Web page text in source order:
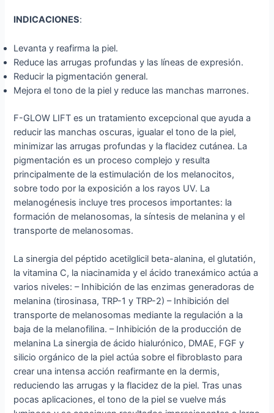
INDICACIONES:
Levanta y reafirma la piel.
Reduce las arrugas profundas y las líneas de expresión.
Reducir la pigmentación general.
Mejora el tono de la piel y reduce las manchas marrones.
F-GLOW LIFT es un tratamiento excepcional que ayuda a
reducir las manchas oscuras, igualar el tono de la piel,
minimizar las arrugas profundas y la flacidez cutánea. La
pigmentación es un proceso complejo y resulta
principalmente de la estimulación de los melanocitos,
sobre todo por la exposición a los rayos UV. La
melanogénesis incluye tres procesos importantes: la
formación de melanosomas, la síntesis de melanina y el
transporte de melanosomas.
La sinergia del péptido acetilglicil beta-alanina, el glutatión,
la vitamina C, la niacinamida y el ácido tranexámico actúa a
varios niveles: – Inhibición de las enzimas generadoras de
melanina (tirosinasa, TRP-1 y TRP-2) – Inhibición del
transporte de melanosomas mediante la regulación a la
baja de la melanofilina. – Inhibición de la producción de
melanina La sinergia de ácido hialurónico, DMAE, FGF y
silicio orgánico de la piel actúa sobre el fibroblasto para
crear una intensa acción reafirmante en la dermis,
reduciendo las arrugas y la flacidez de la piel. Tras unas
pocas aplicaciones, el tono de la piel se vuelve más